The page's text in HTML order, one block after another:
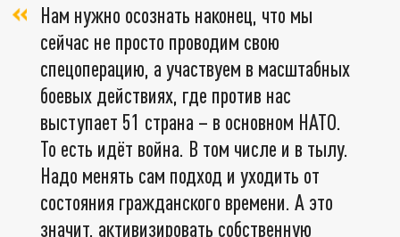
Нам нужно осознать наконец, что мы
сейчас не просто проводим свою
спецоперацию, а участвуем в масштабных
боевых действиях, где против нас
выступает 51 страна – в основном НАТО.
То есть идёт война. В том числе и в тылу.
Надо менять сам подход и уходить от
состояния гражданского времени. А это
значит, активизировать собственную